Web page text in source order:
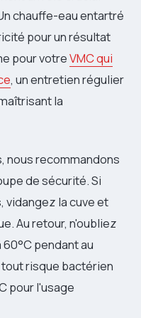
chauffe-eau entartré
pour un résultat
pour votreVMC qui
, un entretien régulier
la
nous recommandons
de sécurité. Si
vidangez la cuve et
Au retour, n'oubliez
pendant au
risque bactérien
pour l'usage